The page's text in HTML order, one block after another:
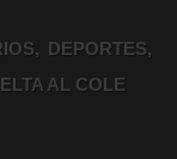
DEPORTES
AL COLE